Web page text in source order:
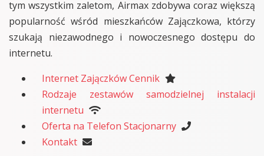
tym wszystkim zaletom, Airmax zdobywa coraz większą
popularność wśród mieszkańców Zajączkowa, którzy
szukają niezawodnego i nowoczesnego dostępu do
internetu.
Internet Zajączków Cennik
Rodzaje zestawów samodzielnej instalacji
internetu
Oferta na Telefon Stacjonarny
Kontakt